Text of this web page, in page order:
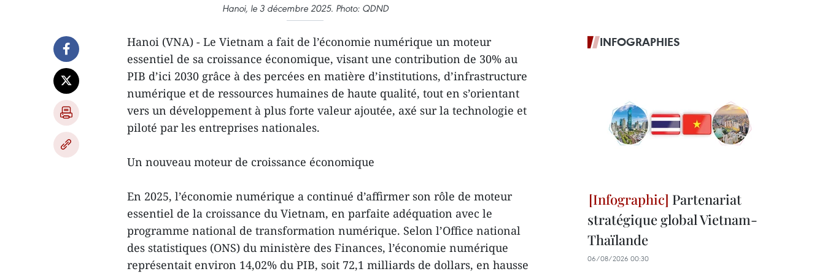
Hanoi, le 3 décembre 2025. Photo: QDND
Hanoi (VNA) - Le Vietnam a fait de l’économie numérique un moteur
essentiel de sa croissance économique, visant une contribution de 30% au
PIB d’ici 2030 grâce à des percées en matière d’institutions, d’infrastructure
numérique et de ressources humaines de haute qualité, tout en s’orientant
vers un développement à plus forte valeur ajoutée, axé sur la technologie et
piloté par les entreprises nationales.
Un nouveau moteur de croissance économique
En 2025, l’économie numérique a continué d’affirmer son rôle de moteur
essentiel de la croissance du Vietnam, en parfaite adéquation avec le
programme national de transformation numérique. Selon l’Office national
des statistiques (ONS) du ministère des Finances, l’économie numérique
représentait environ 14,02% du PIB, soit 72,1 milliards de dollars, en hausse
INFOGRAPHIES
Partenariat
stratégique global Vietnam-
Thaïlande
06/08/2026 00:30